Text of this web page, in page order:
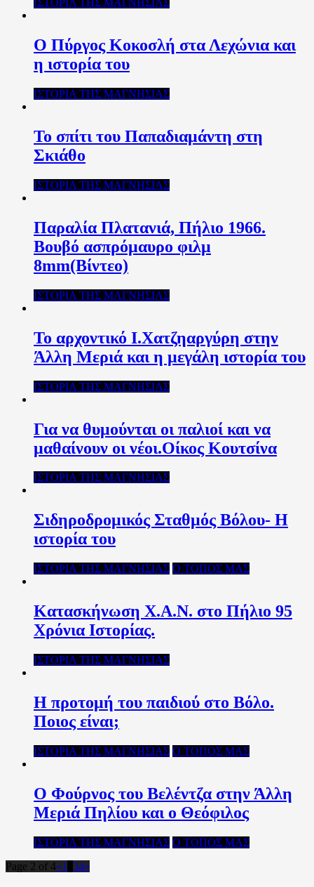
ΙΣΤΟΡΙΑ ΤΗΣ ΜΑΓΝΗΣΙΑΣ
Ο Πύργος Κοκοσλή στα Λεχώνια και
η ιστορία του
ΙΣΤΟΡΙΑ ΤΗΣ ΜΑΓΝΗΣΙΑΣ
Το σπίτι του Παπαδιαμάντη στη
Σκιάθο
ΙΣΤΟΡΙΑ ΤΗΣ ΜΑΓΝΗΣΙΑΣ
Παραλία Πλατανιά, Πήλιο 1966.
Βουβό ασπρόμαυρο φιλμ
8mm(Βίντεο)
ΙΣΤΟΡΙΑ ΤΗΣ ΜΑΓΝΗΣΙΑΣ
Το αρχοντικό Ι.Χατζηαργύρη στην
Άλλη Μεριά και η μεγάλη ιστορία του
ΙΣΤΟΡΙΑ ΤΗΣ ΜΑΓΝΗΣΙΑΣ
Για να θυμούνται οι παλιοί και να
μαθαίνουν οι νέοι.Οίκος Κουτσίνα
ΙΣΤΟΡΙΑ ΤΗΣ ΜΑΓΝΗΣΙΑΣ
Σιδηροδρομικός Σταθμός Βόλου- Η
ιστορία του
ΙΣΤΟΡΙΑ ΤΗΣ ΜΑΓΝΗΣΙΑΣ Ο ΤΟΠΟΣ ΜΑΣ
Κατασκήνωση Χ.Α.Ν. στο Πήλιο 95
Χρόνια Ιστορίας.
ΙΣΤΟΡΙΑ ΤΗΣ ΜΑΓΝΗΣΙΑΣ
Η προτομή του παιδιού στο Βόλο.
Ποιος είναι;
ΙΣΤΟΡΙΑ ΤΗΣ ΜΑΓΝΗΣΙΑΣ Ο ΤΟΠΟΣ ΜΑΣ
O Φούρνος του Βελέντζα στην Άλλη
Μεριά Πηλίου και ο Θεόφιλος
ΙΣΤΟΡΙΑ ΤΗΣ ΜΑΓΝΗΣΙΑΣ Ο ΤΟΠΟΣ ΜΑΣ
Page 2 of 4«1 34»